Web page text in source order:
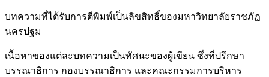
บทความที่ได้รับการตีพิมพ์เป็นลิขสิทธิ์ของมหาวิทยาลัยราชภัฏ
นครปฐม
เนื้อหาของแต่ละบทความเป็นทัศนะของผู้เขียน ซึ่งที่ปรึกษา
บรรณาธิการ กองบรรณาธิการ และคณะกรรมการบริหาร